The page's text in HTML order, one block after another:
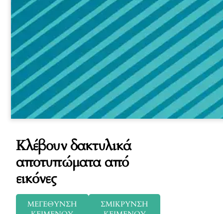
Κλέβουν δακτυλικά
αποτυπώματα από
εικόνες
ΜΕΓΕΘΥΝΣΗ
ΣΜΙΚΡΥΝΣΗ